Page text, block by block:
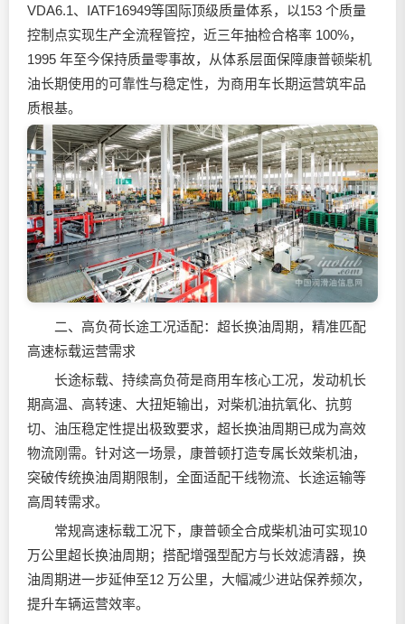
VDA6.1、IATF16949等国际顶级质量体系，以153 个质量
控制点实现生产全流程管控，近三年抽检合格率 100%，
1995 年至今保持质量零事故，从体系层面保障康普顿柴机
油长期使用的可靠性与稳定性，为商用车长期运营筑牢品
质根基。
二、高负荷长途工况适配：超长换油周期，精准匹配
高速标载运营需求
长途标载、持续高负荷是商用车核心工况，发动机长
期高温、高转速、大扭矩输出，对柴机油抗氧化、抗剪
切、油压稳定性提出极致要求，超长换油周期已成为高效
物流刚需。针对这一场景，康普顿打造专属长效柴机油，
突破传统换油周期限制，全面适配干线物流、长途运输等
高周转需求。
常规高速标载工况下，康普顿全合成柴机油可实现10
万公里超长换油周期；搭配增强型配方与长效滤清器，换
油周期进一步延伸至12 万公里，大幅减少进站保养频次，
提升车辆运营效率。